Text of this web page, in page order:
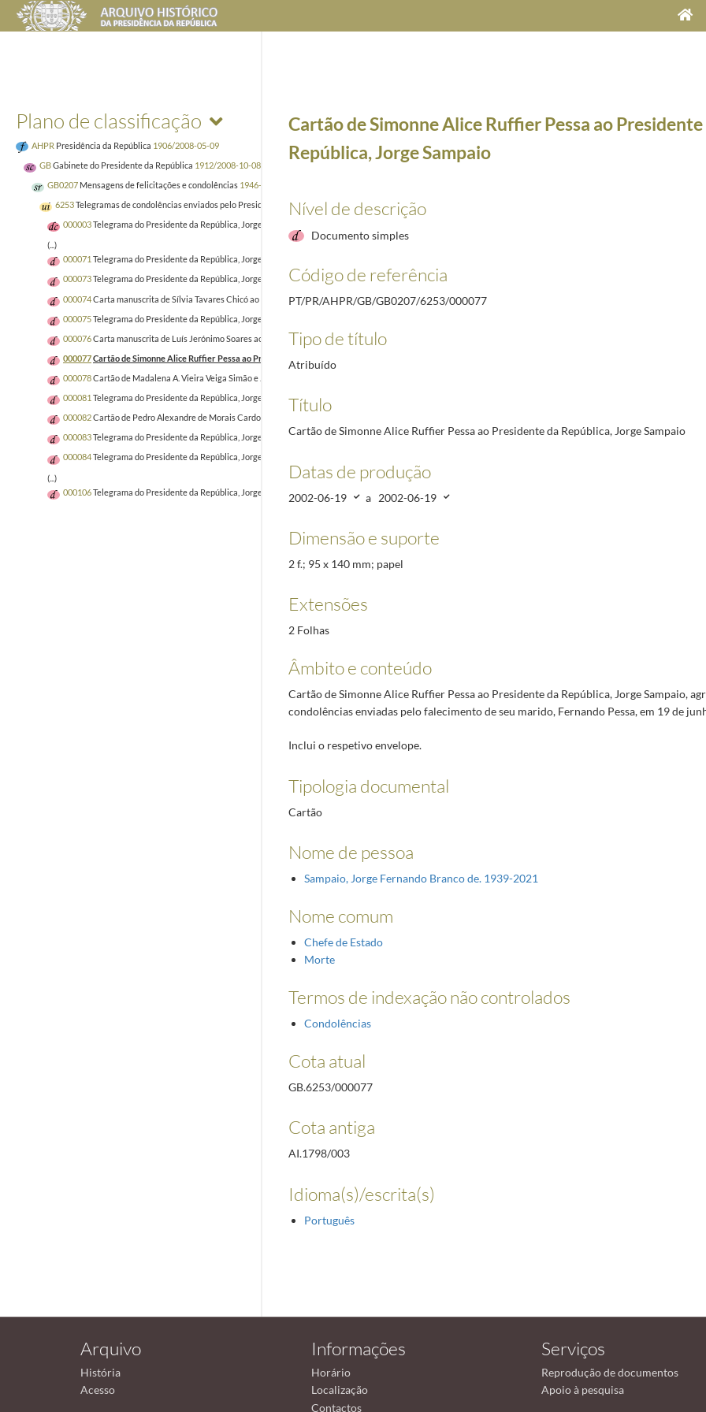
Plano de classificação
AHPR Presidência da República 1906/2008-05-09
GBGabinete do Presidente da República 1912/2008-10-08
GB0207 Mensagens de felicitações e condolências 1946-01-02/2005-04-02
6253Telegramas de condolências enviados pelo Presidente da República Jorge Sampaio e respetivas respostas. 2001/2002/2003
000003Telegrama do Presidente da República, Jorge Sampaio, e Maria José Ritta, a Francisco Seixas da Costa
(...)
000071 Telegrama do Presidente da República, Jorge Sampaio, à família de Ramon de La Féria
000073Telegrama do Presidente da República, Jorge Sampaio, a Maria Gabriela Martins2002-05-09/2002-05-09
000074Carta manuscrita de Sílvia Tavares Chicó ao Presidente da República, Jorge Sampaio2002-05-09/2002-05-09
000075Telegrama do Presidente da República, Jorge Sampaio, a Jorge Silva Melo
000076Carta manuscrita de Luís Jerónimo Soares ao Presidente da República, Jorge Sampaio
000077Cartão de Simonne Alice Ruffier Pessa ao Presidente da República, Jorge Sampaio
000078Cartão de Madalena A. Vieira Veiga Simão e José Veiga Simão ao Presidente da República, Jorge Sampaio
000081 Telegrama do Presidente da República, Jorge Sampaio, a José Veiga Simão
000082Cartão de Pedro Alexandre de Morais Cardoso ao Presidente da República, Jorge Sampaio
000083Telegrama do Presidente da República, Jorge Sampaio, a Cristina Azevedo Tavares 2002-08-28/2002-08-28
000084Telegrama do Presidente da República, Jorge Sampaio, a Helena Costa e Mello
(...)
000106Telegrama do Presidente da República, Jorge Sampaio, a José Sousa Santos 2002-12-03/2002-12-03
Cartão de Simonne Alice Ruffier Pessa ao Presidente
República, Jorge Sampaio
Nível de descrição
Documento simples
Código de referência
PT/PR/AHPR/GB/GB0207/6253/000077
Tipo de título
Atribuído
Título
Cartão de Simonne Alice Ruffier Pessa ao Presidente da República, Jorge Sampaio
Datas de produção
2002-06-19 a 2002-06-19
Dimensão e suporte
2 f.; 95 x 140 mm; papel
Extensões
2 Folhas
Âmbito e conteúdo
Cartão de Simonne Alice Ruffier Pessa ao Presidente da República, Jorge Sampaio,
condolências enviadas pelo falecimento de seu marido, Fernando Pessa, em 19 de
Inclui o respetivo envelope.
Tipologia documental
Cartão
Nome de pessoa
Sampaio, Jorge Fernando Branco de. 1939-2021
Nome comum
Chefe de Estado
Morte
Termos de indexação não controlados
Condolências
Cota atual
GB.6253/000077
Cota antiga
AI.1798/003
Idioma(s)/escrita(s)
Português
Arquivo
História
Acesso
Informações
Horário
Localização
Contactos
Serviços
Reprodução de documentos
Apoio à pesquisa